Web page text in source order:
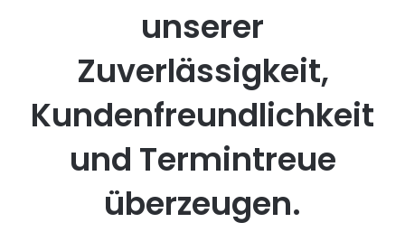
unserer
Zuverlässigkeit,
Kundenfreundlichkeit
und Termintreue
überzeugen.